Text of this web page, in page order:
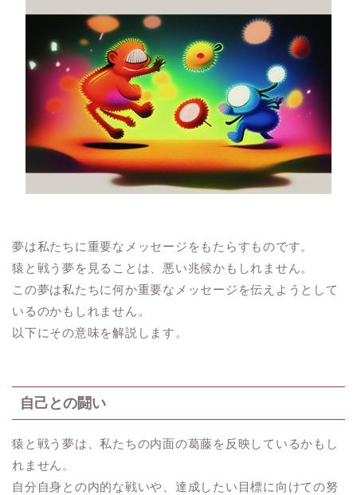
夢は私たちに重要なメッセージをもたらすものです。
猿と戦う夢を見ることは、悪い兆候かもしれません。
この夢は私たちに何か重要なメッセージを伝えようとして
いるのかもしれません。
以下にその意味を解説します。
自己との闘い
猿と戦う夢は、私たちの内面の葛藤を反映しているかもし
れません。
自分自身との内的な戦いや、達成したい目標に向けての努